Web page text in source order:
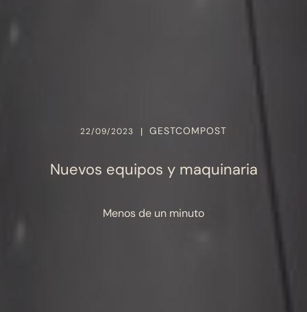
22/09/2023 | GESTCOMPOST
Nuevos equipos y maquinaria
Menos de un minuto